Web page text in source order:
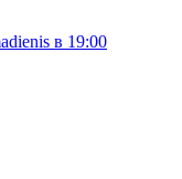
в 19:00